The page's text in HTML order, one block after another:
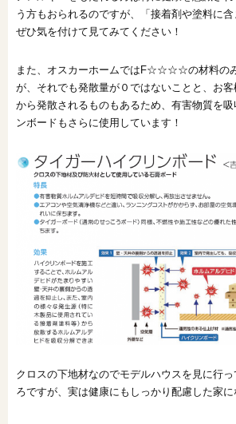
う方もおられるのですが、「接着剤や塗料に
ぜひ気を付けて見てみてください！
また、オスカーホームではF☆☆☆☆の材料の
が、それでも発散量が０ではないことと、お
から発散されるものもあるため、有害物質を
ンボードもさらに使用しています！
クロスの下地材なのでモデルハウスを見に行
ろですが、実は健康にもしっかり配慮した家に